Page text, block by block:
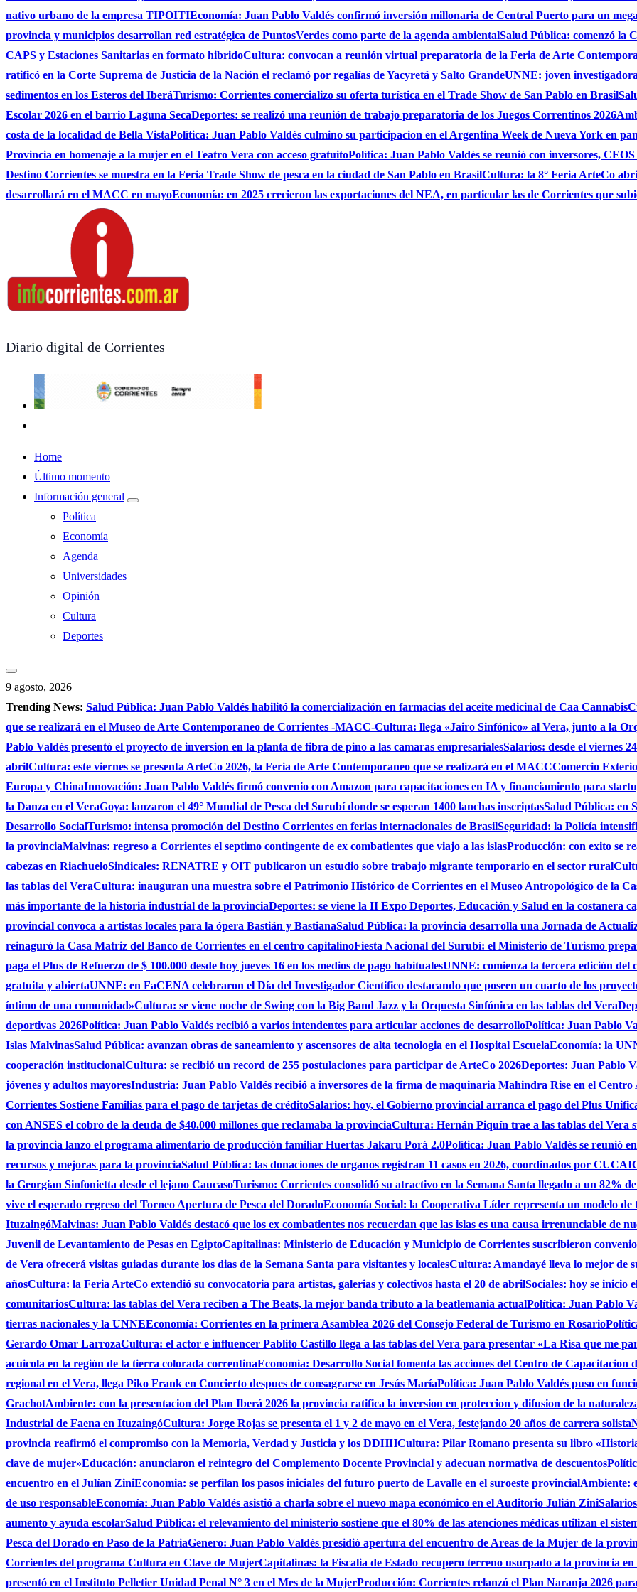
nativo urbano de la empresa TIPOITIEconomía: Juan Pablo Valdés confirmó inversión millonaria de Central Puerto para un
provincia y municipios desarrollan red estratégica de PuntosVerdes como parte de la agenda ambientalSalud Pública: comenzó la
CAPS y Estaciones Sanitarias en formato hibridoCultura: convocan a reunión virtual preparatoria de la Feria de Arte
ratificó en la Corte Suprema de Justicia de la Nación el reclamó por regalías de Yacyretá y Salto GrandeUNNE: joven
sedimentos en los Esteros del IberáTurismo: Corrientes comercializo su oferta turística en el Trade Show de San Pablo en Brasil
Escolar 2026 en el barrio Laguna SecaDeportes: se realizó una reunión de trabajo preparatoria de los Juegos Correntinos 2026
costa de la localidad de Bella VistaPolítica: Juan Pablo Valdés culmino su participacion en el Argentina Week de Nueva York en
Provincia en homenaje a la mujer en el Teatro Vera con acceso gratuitoPolítica: Juan Pablo Valdés se reunió con inversores,
Destino Corrientes se muestra en la Feria Trade Show de pesca en la ciudad de San Pablo en BrasilCultura: la 8° Feria ArteCo
desarrollará en el MACC en mayoEconomía: en 2025 crecieron las exportaciones del NEA, en particular las de Corrientes que
Diario digital de Corrientes
Home
Último momento
Información general
Política
Economía
Agenda
Universidades
Opinión
Cultura
Deportes
9 agosto, 2026
Trending News: Salud Pública: Juan Pablo Valdés habilitó la comercialización en farmacias del aceite medicinal de Caa Cannabis
que se realizará en el Museo de Arte Contemporaneo de Corrientes -MACC-Cultura: llega «Jairo Sinfónico» al Vera, junto a la
Pablo Valdés presentó el proyecto de inversion en la planta de fibra de pino a las camaras empresarialesSalarios: desde el viernes
abrilCultura: este viernes se presenta ArteCo 2026, la Feria de Arte Contemporaneo que se realizará en el MACCComercio
Europa y ChinaInnovación: Juan Pablo Valdés firmó convenio con Amazon para capacitaciones en IA y financiamiento para
la Danza en el VeraGoya: lanzaron el 49° Mundial de Pesca del Surubí donde se esperan 1400 lanchas inscriptasSalud Pública: en
Desarrollo SocialTurismo: intensa promoción del Destino Corrientes en ferias internacionales de BrasilSeguridad: la Policía
la provinciaMalvinas: regreso a Corrientes el septimo contingente de ex combatientes que viajo a las islasProducción: con exito se
cabezas en RiachueloSindicales: RENATRE y OIT publicaron un estudio sobre trabajo migrante temporario en el sector rural
las tablas del VeraCultura: inauguran una muestra sobre el Patrimonio Histórico de Corrientes en el Museo Antropológico de la
más importante de la historia industrial de la provinciaDeportes: se viene la II Expo Deportes, Educación y Salud en la costanera
provincial convoca a artistas locales para la ópera Bastián y BastianaSalud Pública: la provincia desarrolla una Jornada de
reinaguró la Casa Matriz del Banco de Corrientes en el centro capitalinoFiesta Nacional del Surubí: el Ministerio de Turismo
paga el Plus de Refuerzo de $ 100.000 desde hoy jueves 16 en los medios de pago habitualesUNNE: comienza la tercera edición
gratuita y abiertaUNNE: en FaCENA celebraron el Día del Investigador Cientifico destacando que poseen un cuarto de los
íntimo de una comunidad»Cultura: se viene noche de Swing con la Big Band Jazz y la Orquesta Sinfónica en las tablas del Vera
deportivas 2026Política: Juan Pablo Valdés recibió a varios intendentes para articular acciones de desarrolloPolítica: Juan Pablo
Islas MalvinasSalud Pública: avanzan obras de saneamiento y ascensores de alta tecnologia en el Hospital EscuelaEconomía: la
cooperación institucionalCultura: se recibió un record de 255 postulaciones para participar de ArteCo 2026Deportes: Juan Pablo
jóvenes y adultos mayoresIndustria: Juan Pablo Valdés recibió a inversores de la firma de maquinaria Mahindra Rise en el
Corrientes Sostiene Familias para el pago de tarjetas de créditoSalarios: hoy, el Gobierno provincial arranca el pago del Plus
con ANSES el cobro de la deuda de $40.000 millones que reclamaba la provinciaCultura: Hernán Piquín trae a las tablas del Vera
la provincia lanzo el programa alimentario de producción familiar Huertas Jakaru Porá 2.0Política: Juan Pablo Valdés se reunió
recursos y mejoras para la provinciaSalud Pública: las donaciones de organos registran 11 casos en 2026, coordinados por
la Georgian Sinfonietta desde el lejano CaucasoTurismo: Corrientes consolidó su atractivo en la Semana Santa llegado a un 82%
vive el esperado regreso del Torneo Apertura de Pesca del DoradoEconomía Social: la Cooperativa Líder representa un modelo
ItuzaingóMalvinas: Juan Pablo Valdés destacó que los ex combatientes nos recuerdan que las islas es una causa irrenunciable de
Juvenil de Levantamiento de Pesas en EgiptoCapitalinas: Ministerio de Educación y Municipio de Corrientes suscribieron
de Vera ofrecerá visitas guiadas durante los dias de la Semana Santa para visitantes y localesCultura: Amandayé lleva lo mejor de
añosCultura: la Feria ArteCo extendió su convocatoria para artistas, galerias y colectivos hasta el 20 de abrilSociales: hoy se inicio
comunitariosCultura: las tablas del Vera reciben a The Beats, la mejor banda tributo a la beatlemania actualPolítica: Juan Pablo
tierras nacionales y la UNNEEconomía: Corrientes en la primera Asamblea 2026 del Consejo Federal de Turismo en Rosario
Gerardo Omar LarrozaCultura: el actor e influencer Pablito Castillo llega a las tablas del Vera para presentar «La Risa que me
acuicola en la región de la tierra colorada correntinaEconomia: Desarrollo Social fomenta las acciones del Centro de Capacitacion
regional en el Vera, llega Piko Frank en Concierto despues de consagrarse en Jesús MaríaPolítica: Juan Pablo Valdés puso en
GrachotAmbiente: con la presentacion del Plan Iberá 2026 la provincia ratifica la inversion en proteccion y difusion de la
Industrial de Faena en ItuzaingóCultura: Jorge Rojas se presenta el 1 y 2 de mayo en el Vera, festejando 20 años de carrera solista
provincia reafirmó el compromiso con la Memoria, Verdad y Justicia y los DDHHCultura: Pilar Romano presenta su libro
clave de mujer»Educación: anunciaron el reintegro del Complemento Docente Provincial y adecuan normativa de descuentos
encuentro en el Julían ZiniEconomia: se perfilan los pasos iniciales del futuro puerto de Lavalle en el suroeste provincialAmbiente:
de uso responsableEconomía: Juan Pablo Valdés asistió a charla sobre el nuevo mapa económico en el Auditorio Julián Zini
aumento y ayuda escolarSalud Pública: el relevamiento del ministerio sostiene que el 80% de las atenciones médicas utilizan el
Pesca del Dorado en Paso de la PatriaGenero: Juan Pablo Valdés presidió apertura del encuentro de Areas de la Mujer de la
Corrientes del programa Cultura en Clave de MujerCapitalinas: la Fiscalia de Estado recupero terreno usurpado a la provincia
presentó en el Instituto Pelletier Unidad Penal N° 3 en el Mes de la MujerProducción: Corrientes relanzó el Plan Naranja 2026